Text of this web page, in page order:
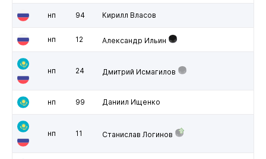
нп 94 Кирилл Власов
нп 12 Александр Ильин
нп 24 Дмитрий Исмагилов
нп 99 Даниил Ищенко
нп 11 Станислав Логинов